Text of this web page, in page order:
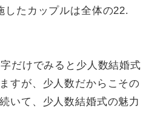
したカップルは全体の22.
だけでみると少人数結婚式
すが、少人数だからこその
いて、少人数結婚式の魅力